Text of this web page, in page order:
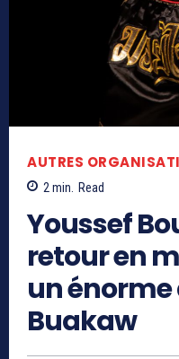
AUTRES
2 min. Read
Youssef
retour en
un énorme
Buakaw